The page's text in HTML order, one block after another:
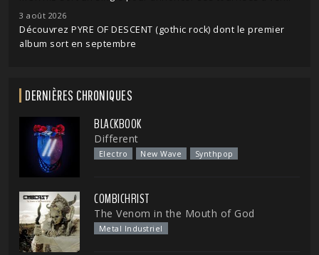
3 août 2026
Découvrez PYRE OF DESCENT (gothic rock) dont le premier
album sort en septembre
DERNIÈRES CHRONIQUES
BLACKBOOK
Different
Electro New Wave Synthpop
COMBICHRIST
The Venom in the Mouth of God
Metal Industriel